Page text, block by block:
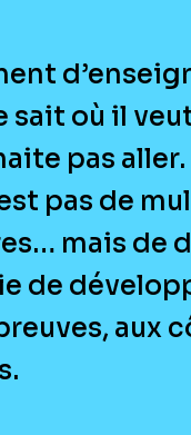
sait où il
pas
pas de
mais de
de
aux